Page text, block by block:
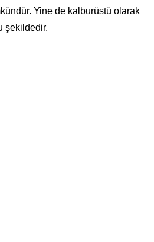
Yine de kalburüstü olarak
şekildedir.